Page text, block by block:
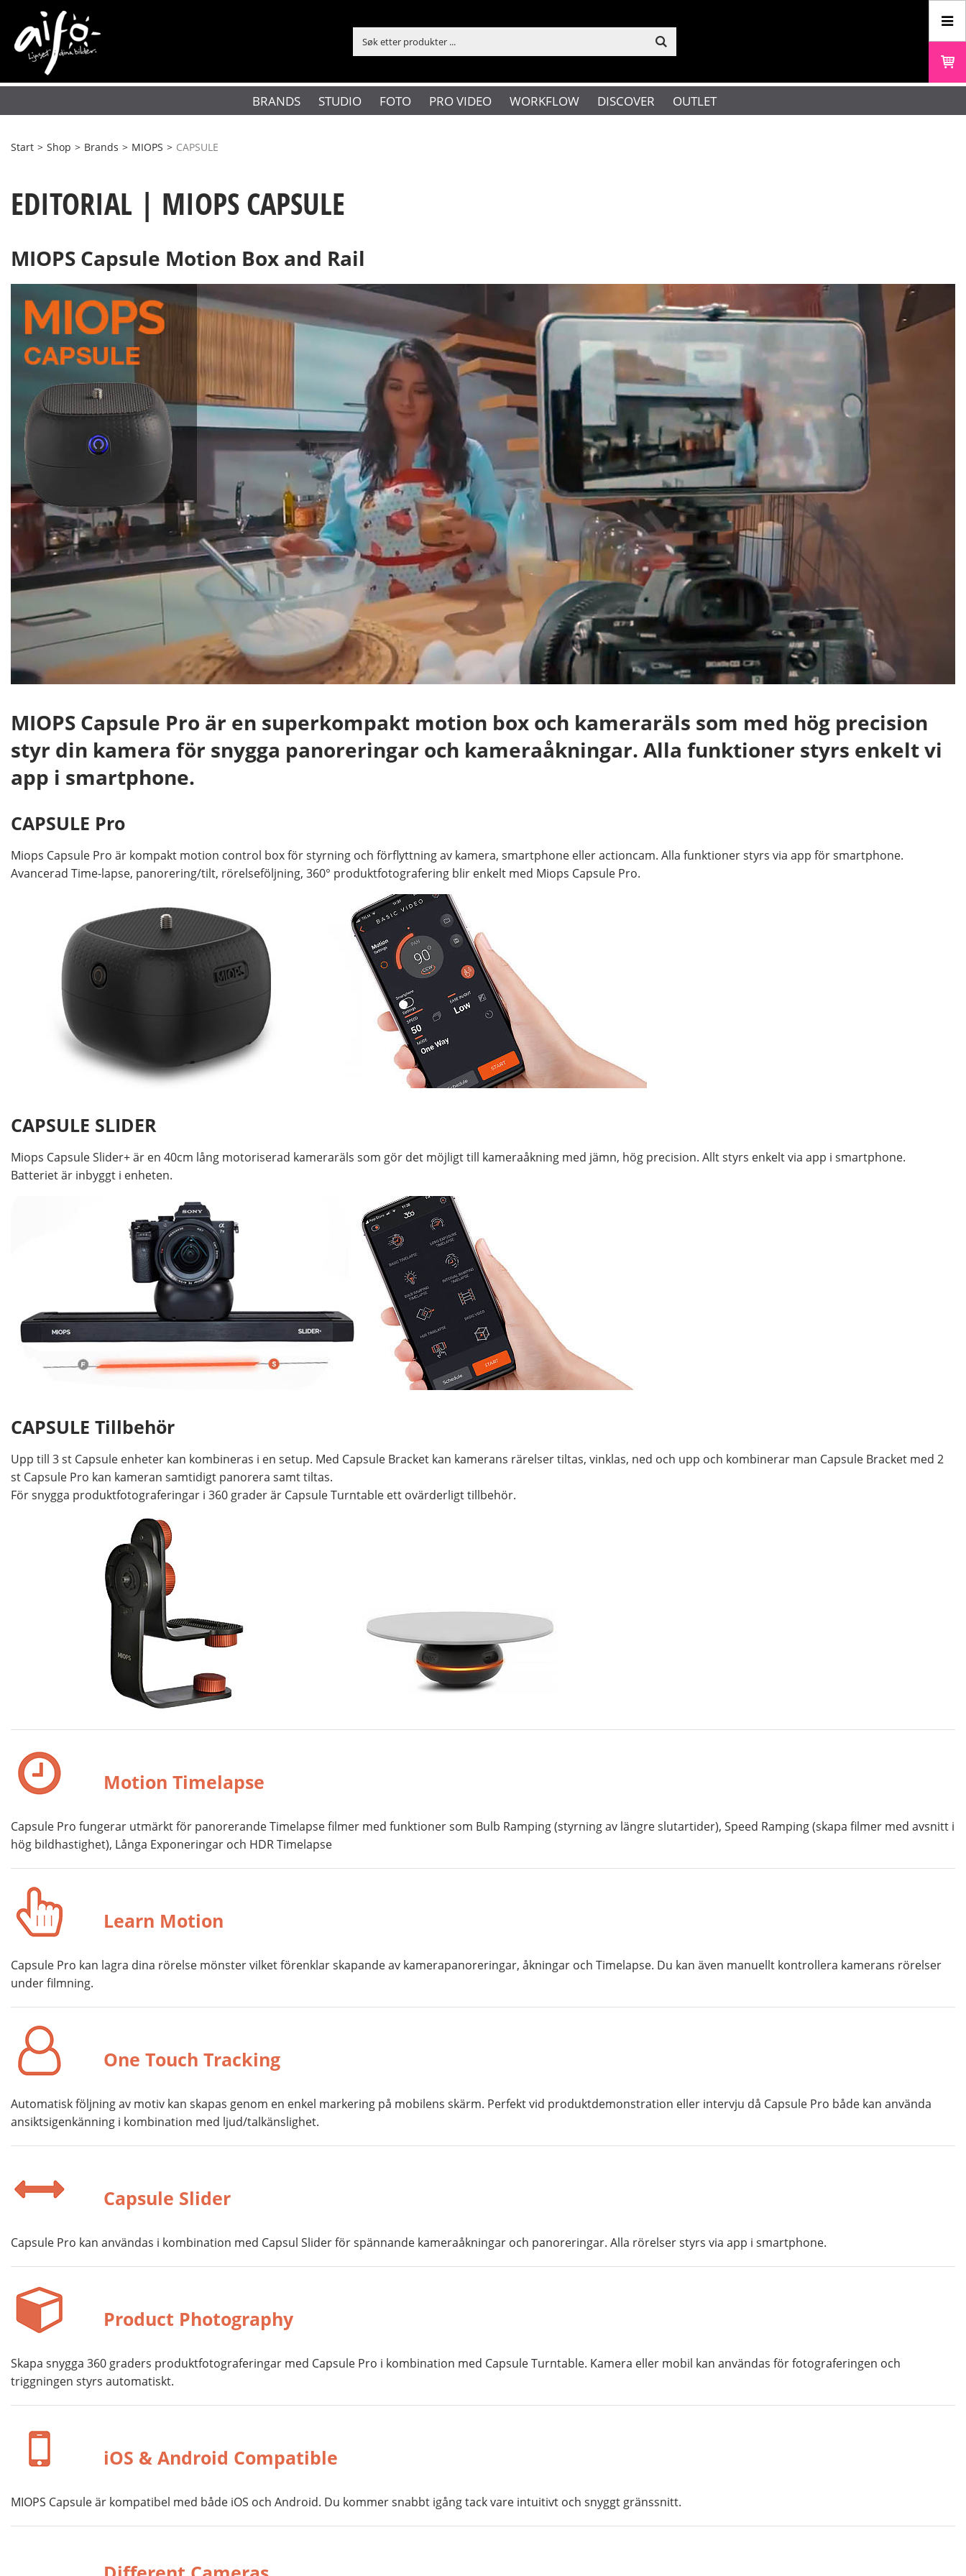
BRANDS STUDIO FOTO PRO VIDEO WORKFLOW DISCOVER OUTLET
Start > Shop > Brands > MIOPS > CAPSULE
EDITORIAL | MIOPS CAPSULE
MIOPS Capsule Motion Box and Rail
MIOPS Capsule Pro är en superkompakt motion box och kameraräls som med hög precision
styr din kamera för snygga panoreringar och kameraåkningar. Alla funktioner styrs enkelt vi
app i smartphone.
CAPSULE Pro
Miops Capsule Pro är kompakt motion control box för styrning och förflyttning av kamera, smartphone eller actioncam. Alla funktioner styrs via app för smartphone.
Avancerad Time-lapse, panorering/tilt, rörelseföljning, 360° produktfotografering blir enkelt med Miops Capsule Pro.
CAPSULE SLIDER
Miops Capsule Slider+ är en 40cm lång motoriserad kameraräls som gör det möjligt till kameraåkning med jämn, hög precision. Allt styrs enkelt via app i smartphone.
Batteriet är inbyggt i enheten.
CAPSULE Tillbehör
Upp till 3 st Capsule enheter kan kombineras i en setup. Med Capsule Bracket kan kamerans rärelser tiltas, vinklas, ned och upp och kombinerar man Capsule Bracket med 2
st Capsule Pro kan kameran samtidigt panorera samt tiltas.
För snygga produktfotograferingar i 360 grader är Capsule Turntable ett ovärderligt tillbehör.
Motion Timelapse
Capsule Pro fungerar utmärkt för panorerande Timelapse filmer med funktioner som Bulb Ramping (styrning av längre slutartider), Speed Ramping (skapa filmer med avsnitt i
hög bildhastighet), Långa Exponeringar och HDR Timelapse
Learn Motion
Capsule Pro kan lagra dina rörelse mönster vilket förenklar skapande av kamerapanoreringar, åkningar och Timelapse. Du kan även manuellt kontrollera kamerans rörelser
under filmning.
One Touch Tracking
Automatisk följning av motiv kan skapas genom en enkel markering på mobilens skärm. Perfekt vid produktdemonstration eller intervju då Capsule Pro både kan använda
ansiktsigenkänning i kombination med ljud/talkänslighet.
Capsule Slider
Capsule Pro kan användas i kombination med Capsul Slider för spännande kameraåkningar och panoreringar. Alla rörelser styrs via app i smartphone.
Product Photography
Skapa snygga 360 graders produktfotograferingar med Capsule Pro i kombination med Capsule Turntable. Kamera eller mobil kan användas för fotograferingen och
triggningen styrs automatiskt.
iOS & Android Compatible
MIOPS Capsule är kompatibel med både iOS och Android. Du kommer snabbt igång tack vare intuitivt och snyggt gränssnitt.